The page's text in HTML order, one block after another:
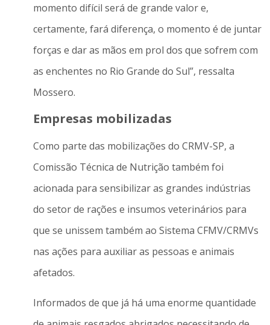
momento difícil será de grande valor e,
certamente, fará diferença, o momento é de juntar
forças e dar as mãos em prol dos que sofrem com
as enchentes no Rio Grande do Sul”, ressalta
Mossero.
Empresas mobilizadas
Como parte das mobilizações do CRMV-SP, a
Comissão Técnica de Nutrição também foi
acionada para sensibilizar as grandes indústrias
do setor de rações e insumos veterinários para
que se unissem também ao Sistema CFMV/CRMVs
nas ações para auxiliar as pessoas e animais
afetados.
Informados de que já há uma enorme quantidade